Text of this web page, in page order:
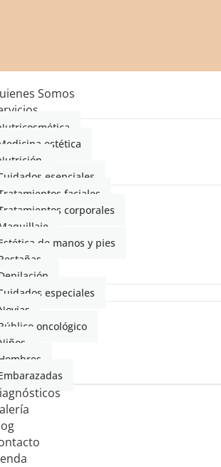
Somos
estética
esenciales
faciales
corporales
de manos y pies
especiales
oncológico